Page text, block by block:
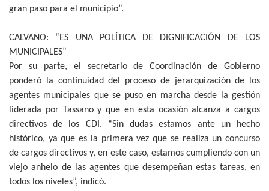
gran paso para el municipio”.
CALVANO: “ES UNA POLÍTICA DE DIGNIFICACIÓN DE LOS
MUNICIPALES”
Por su parte, el secretario de Coordinación de Gobierno
ponderó la continuidad del proceso de jerarquización de los
agentes municipales que se puso en marcha desde la gestión
liderada por Tassano y que en esta ocasión alcanza a cargos
directivos de los CDI. “Sin dudas estamos ante un hecho
histórico, ya que es la primera vez que se realiza un concurso
de cargos directivos y, en este caso, estamos cumpliendo con un
viejo anhelo de las agentes que desempeñan estas tareas, en
todos los niveles”, indicó.